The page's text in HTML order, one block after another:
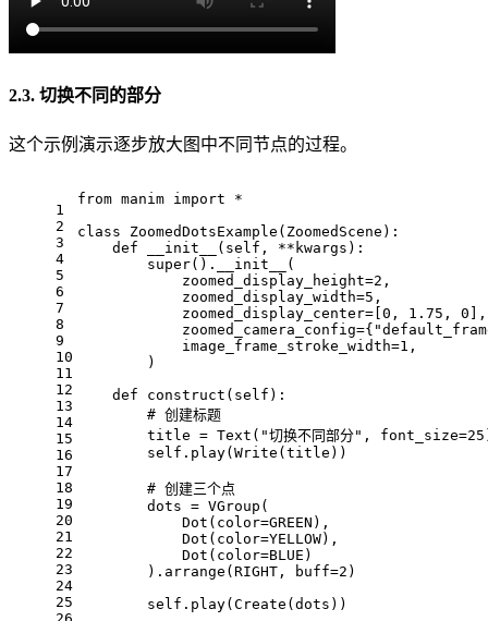
2.3. 切换不同的部分
这个示例演示逐步放大图中不同节点的过程。
1
2
3
4
5
6
7
8
9
10
11
12
13
14
15
16
17
18
19
20
21
22
23
24
25
from manim import *
class ZoomedDotsExample(ZoomedScene):
    def __init__(self, **kwargs):
        super().__init__(
            zoomed_display_height=2,
            zoomed_display_width=5,
            zoomed_display_center=[0, 1.75, 0],
            image_frame_stroke_width=1,
        )
    def construct(self):
        # 创建标题
title = Text("切换不同部分",
        self.play(Write(title))
        # 创建三个点
        dots = VGroup(
            Dot(color=GREEN),
            Dot(color=YELLOW),
            Dot(color=BLUE)
        ).arrange(RIGHT, buff=2)
        self.play(Create(dots))